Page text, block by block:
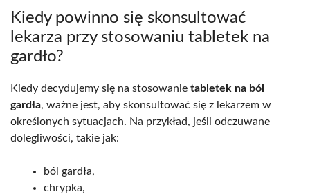
Kiedy powinno się skonsultować
lekarza przy stosowaniu tabletek na
gardło?
Kiedy decydujemy się na stosowanie tabletek na ból
gardła, ważne jest, aby skonsultować się z lekarzem w
określonych sytuacjach. Na przykład, jeśli odczuwane
dolegliwości, takie jak:
ból gardła,
chrypka,